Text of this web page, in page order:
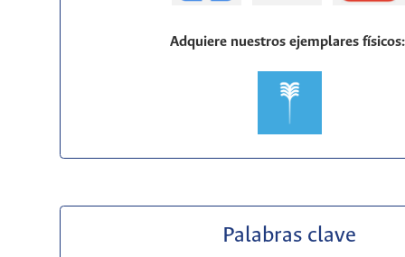
Adquiere nuestros ejemplares
Palabras clave